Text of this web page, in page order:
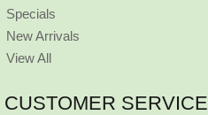
Specials
New Arrivals
View All
CUSTOMER SERVICE